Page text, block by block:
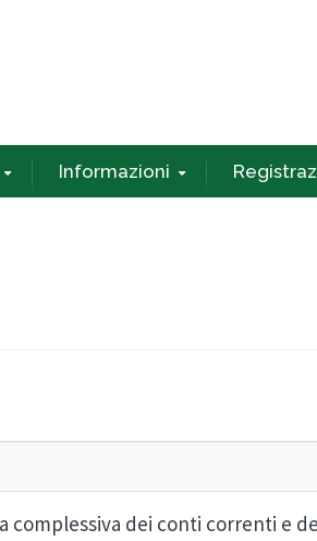
Informazioni
complessiva dei conti correnti e